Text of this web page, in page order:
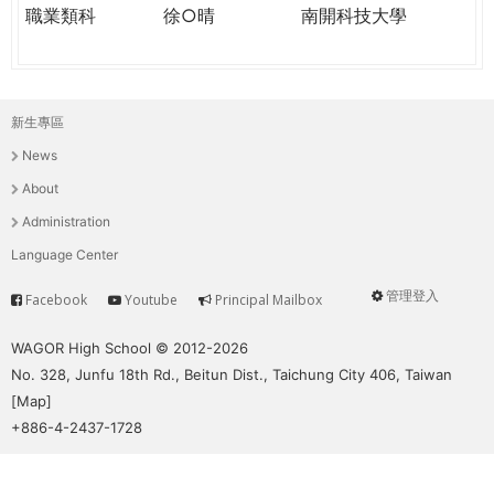
職業類科
徐○晴 南開科技大學
主
選
單
新生專區
News
About
Administration
Language Center
User
管理登入
Service
Facebook Youtube Principal Mailbox
WAGOR High School © 2012-2026
No. 328, Junfu 18th Rd., Beitun Dist., Taichung City 406, Taiwan
[Map]
+886-4-2437-1728